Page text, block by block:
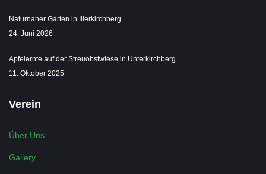
Naturnaher Garten in Illerkirchberg
24. Juni 2026
Apfelernte auf der Streuobstwiese in Unterkirchberg
11. Oktober 2025
Verein
Über Uns
Gallery